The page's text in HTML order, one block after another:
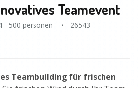
Teamevent
- 500 personen 26543
Teambuilding für frischen